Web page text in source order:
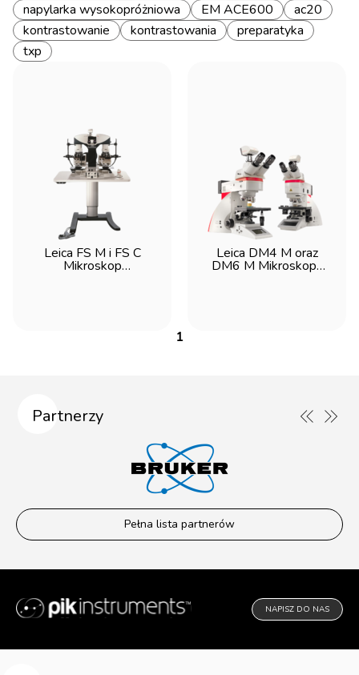
napylarka wysokopróżniowa
EM ACE600
ac20
kontrastowanie
kontrastowania
preparatyka
txp
Leica FS M i FS C
Mikroskop
Leica DM4 M oraz
DM6 M Mikroskopy
1
Partnerzy
Pełna lista partnerów
NAPISZ DO NAS